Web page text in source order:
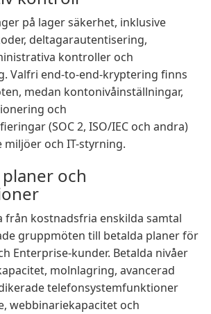
på lager säkerhet, inklusive
deltagarautentisering,
kontroller och
Valfri end-to-end-kryptering finns
medan kontonivåinställningar,
och
(SOC 2, ISO/IEC och andra)
och IT-styrning.
och
från kostnadsfria enskilda samtal
gruppmöten till betalda planer för
Enterprise-kunder. Betalda nivåer
molnlagring, avancerad
telefonsystemfunktioner
webbinariekapacitet och